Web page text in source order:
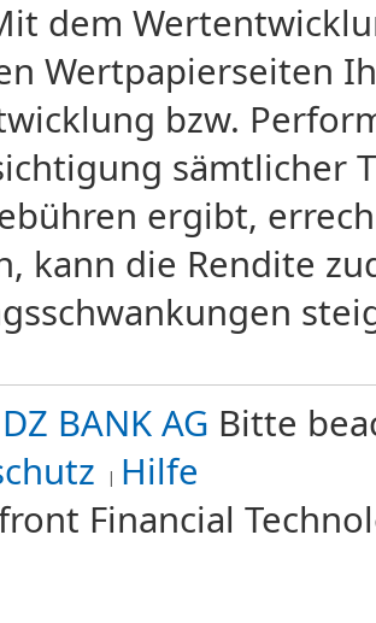
dem
Wertpapierseiten
bzw.
sämtlicher
ergibt,
kann die Rendite
DZ BANK AG Bitte
Hilfe
Financial